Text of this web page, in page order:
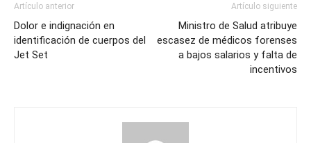
Artículo anterior
Dolor e indignación en
identificación de cuerpos del
Jet Set
Artículo siguiente
Ministro de Salud atribuye
escasez de médicos forenses
a bajos salarios y falta de
incentivos